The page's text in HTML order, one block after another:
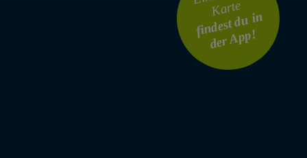
Karte
findest du in
der App!